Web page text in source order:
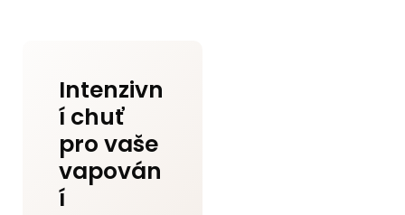
Intenzivn
í chuť
pro vaše
vapován
í